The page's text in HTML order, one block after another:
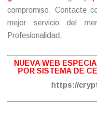
compromiso. Contacte
mejor servicio del
Profesionalidad.
NUEVA WEB
POR SISTEMA DE
https://